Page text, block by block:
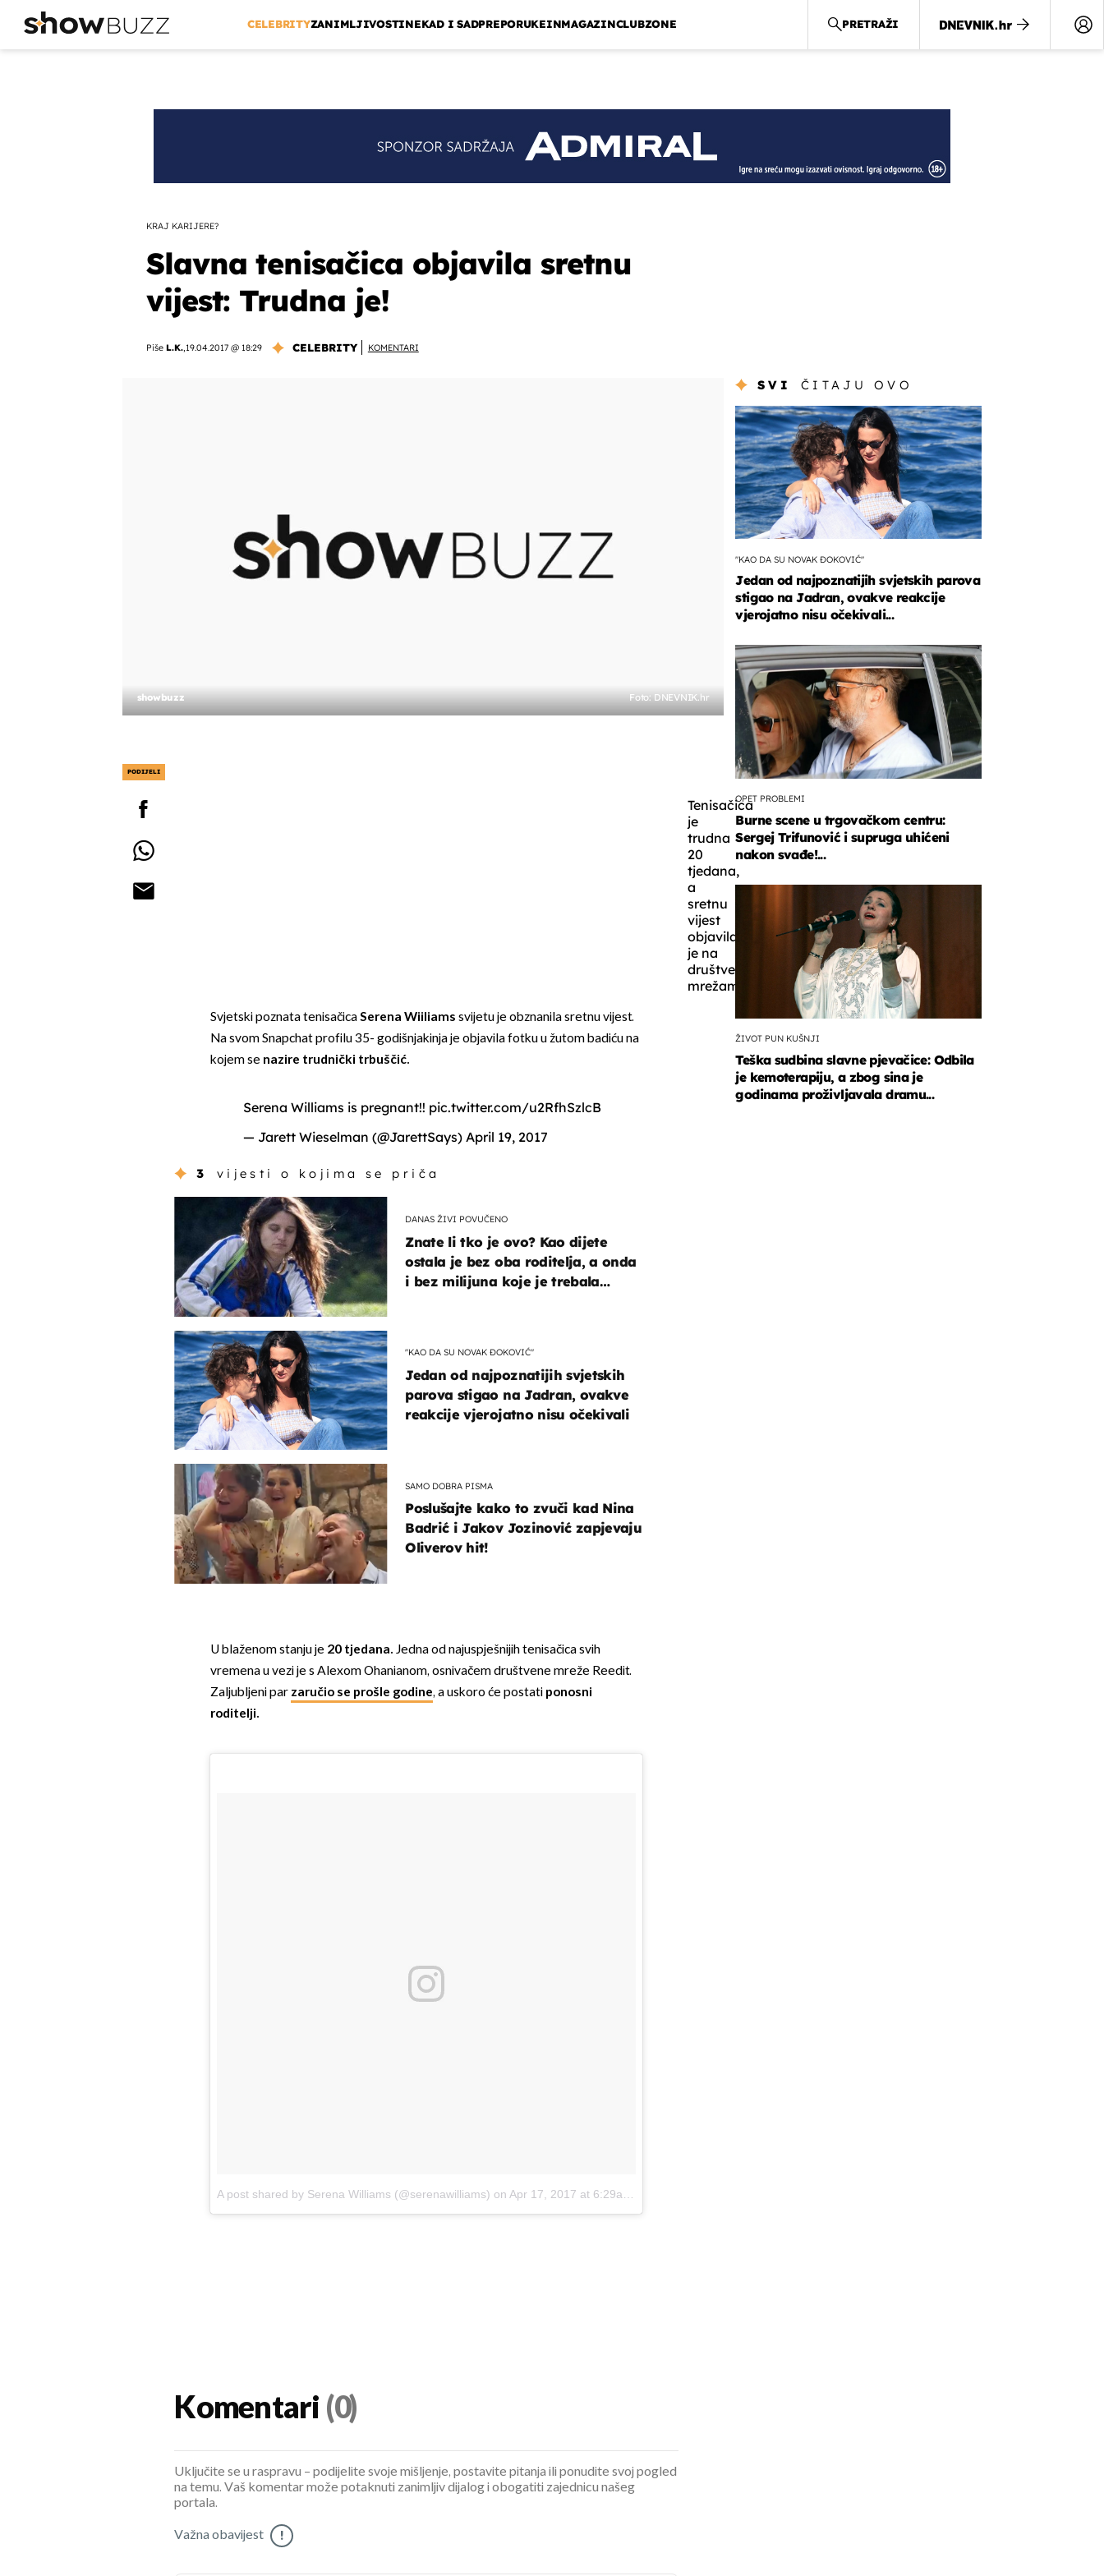
CELEBRITYZANIMLJIVOSTINEKAD I SADPREPORUKEINMAGAZINCLUBZONE PRETRAŽI
KRAJ KARIJERE?
Slavna tenisačica objavila sretnu
vijest: Trudna je!
Piše L.K.,19.04.2017 @ 18:29 CELEBRITY KOMENTARI
showbuzz Foto: DNEVNIK.hr
PODIJELI
Tenisačica
je
trudna
20
tjedana,
a
sretnu
vijest
objavila
je na
društvenim
mrežama.
Svjetski poznata tenisačicaSerena Wiiliams svijetu je obznanila sretnu vijest.
Na svom Snapchat profilu 35- godišnjakinja je objavila fotku u žutom badiću na
kojem se nazire trudnički trbuščić.
Serena Williams is pregnant!! pic.twitter.com/u2RfhSzlcB
— Jarett Wieselman (@JarettSays) April 19, 2017
3 vijesti o kojima se priča
DANAS ŽIVI POVUČENO
Znate li tko je ovo? Kao dijete
ostala je bez oba roditelja, a onda
i bez milijuna koje je trebala
"KAO DA SU NOVAK ĐOKOVIĆ"
Jedan od najpoznatijih svjetskih
parova stigao na Jadran, ovakve
reakcije vjerojatno nisu očekivali
SAMO DOBRA PISMA
Poslušajte kako to zvuči kad Nina
Badrić i Jakov Jozinović zapjevaju
Oliverov hit!
U blaženom stanju je 20 tjedana. Jedna od najuspješnijih tenisačica svih
vremena u vezi je s Alexom Ohanianom, osnivačem društvene mreže Reedit.
Zaljubljeni par zaručio se prošle godine, a uskoro će postati ponosni
roditelji.
A post shared by Serena Williams (@serenawilliams) on Apr 17, 2017 at 6:29am PDT
SVI ČITAJU OVO
"KAO DA SU NOVAK ĐOKOVIĆ"
Jedan od najpoznatijih svjetskih parova
stigao na Jadran, ovakve reakcije
vjerojatno nisu očekivali...
OPET PROBLEMI
Burne scene u trgovačkom centru:
Sergej Trifunović i supruga uhićeni
nakon svađe!...
ŽIVOT PUN KUŠNJI
Teška sudbina slavne pjevačice: Odbila
je kemoterapiju, a zbog sina je
godinama proživljavala dramu...
Komentari (0)
Uključite se u raspravu – podijelite svoje mišljenje, postavite pitanja ili ponudite svoj pogled
na temu. Vaš komentar može potaknuti zanimljiv dijalog i obogatiti zajednicu našeg
portala.
Važna obavijest !